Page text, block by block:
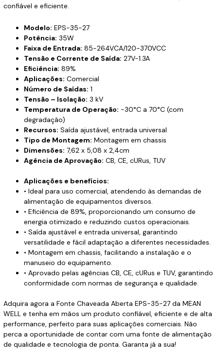
confiável e eficiente.
Modelo: EPS-35-27
Potência: 35W
Faixa de Entrada: 85-264VCA/120-370VCC
Tensão e Corrente de Saída: 27V-1.3A
Eficiência: 89%
Aplicações: Comercial
Número de Saídas: 1
Tensão – Isolação: 3 kV
Temperatura de Operação: -30°C a 70°C (com
degradação)
Recursos: Saída ajustável, entrada universal
Tipo de Montagem: Montagem em chassis
Dimensões: 7,62 x 5,08 x 2,4cm
Agência de Aprovação: CB, CE, cURus, TUV
Aplicações e benefícios:
• Ideal para uso comercial, atendendo às demandas de
alimentação de equipamentos diversos.
• Eficiência de 89%, proporcionando um consumo de
energia otimizado e reduzindo custos operacionais.
• Saída ajustável e entrada universal, garantindo
versatilidade e fácil adaptação a diferentes necessidades.
• Montagem em chassis, facilitando a instalação e o
manuseio do equipamento.
• Aprovado pelas agências CB, CE, cURus e TUV, garantindo
conformidade com normas de segurança e qualidade.
Adquira agora a Fonte Chaveada Aberta EPS-35-27 da MEAN
WELL e tenha em mãos um produto confiável, eficiente e de alta
performance, perfeito para suas aplicações comerciais. Não
perca a oportunidade de contar com uma fonte de alimentação
de qualidade e tecnologia de ponta. Garanta já a sua!